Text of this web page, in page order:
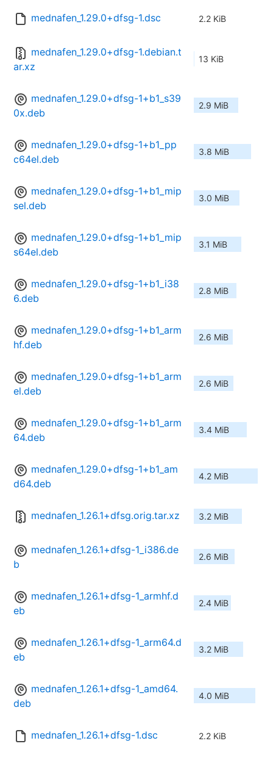
mednafen_1.29.0+dfsg-1.dsc 2.2 KiB
mednafen_1.29.0+dfsg-1.debian.t
ar.xz
13 KiB
mednafen_1.29.0+dfsg-1+b1_s39
0x.deb
2.9 MiB
mednafen_1.29.0+dfsg-1+b1_pp
c64el.deb
3.8 MiB
mednafen_1.29.0+dfsg-1+b1_mip
sel.deb
3.0 MiB
mednafen_1.29.0+dfsg-1+b1_mip
s64el.deb
3.1 MiB
mednafen_1.29.0+dfsg-1+b1_i38
6.deb
2.8 MiB
mednafen_1.29.0+dfsg-1+b1_arm
hf.deb
2.6 MiB
mednafen_1.29.0+dfsg-1+b1_arm
el.deb
2.6 MiB
mednafen_1.29.0+dfsg-1+b1_arm
64.deb
3.4 MiB
mednafen_1.29.0+dfsg-1+b1_am
d64.deb
4.2 MiB
mednafen_1.26.1+dfsg.orig.tar.xz 3.2 MiB
mednafen_1.26.1+dfsg-1_i386.de
b
2.6 MiB
mednafen_1.26.1+dfsg-1_armhf.d
eb
2.4 MiB
mednafen_1.26.1+dfsg-1_arm64.d
eb
3.2 MiB
mednafen_1.26.1+dfsg-1_amd64.
deb
4.0 MiB
mednafen_1.26.1+dfsg-1.dsc 2.2 KiB